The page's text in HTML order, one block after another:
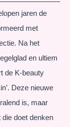
jaren de
met
Na het
en ultiem
de K-beauty
Deze nieuwe
is, maar
doet denken